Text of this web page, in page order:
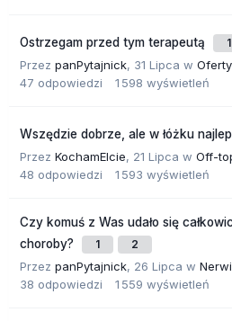
Ostrzegam przed tym terapeutą 1
Przez panPytajnick, 31 Lipca w Oferty
47 odpowiedzi 1 598 wyświetleń
Wszędzie dobrze, ale w łóżku
Przez KochamElcie, 21 Lipca w Off-
48 odpowiedzi 1 593 wyświetleń
Czy komuś z Was udało się
choroby?
1 2
Przez panPytajnick, 26 Lipca w
38 odpowiedzi 1 559 wyświetleń